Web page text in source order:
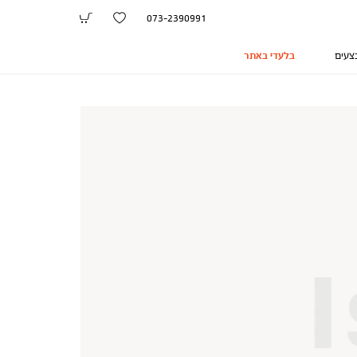
073-2390991
בלעדי באתר